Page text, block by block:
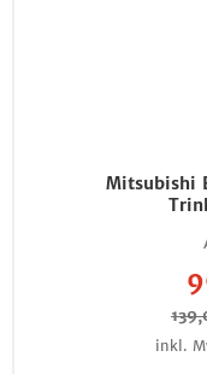
Mitsubishi
inkl.